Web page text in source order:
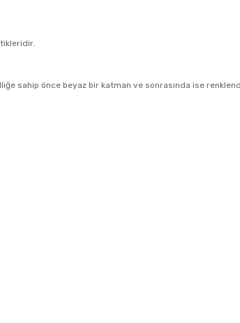
sahip önce beyaz bir katman ve sonrasında ise